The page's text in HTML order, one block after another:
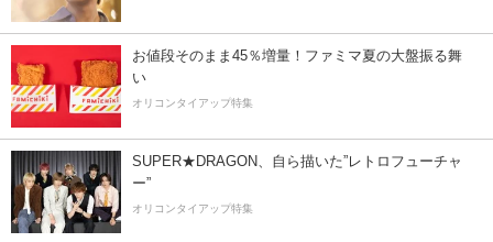
お値段そのまま45％増量！ファミマ夏の大盤振る舞
い
オリコンタイアップ特集
SUPER★DRAGON、自ら描いた”レトロフューチャ
ー”
オリコンタイアップ特集